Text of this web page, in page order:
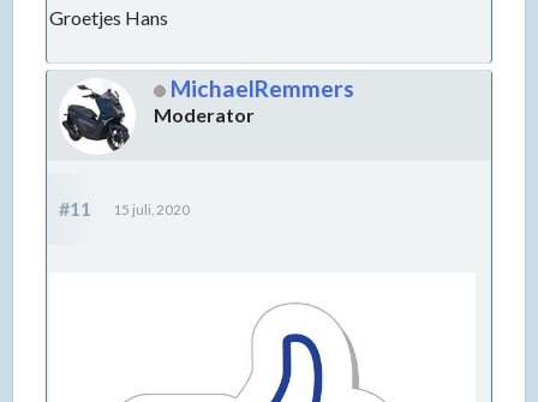
Groetjes Hans
MichaelRemmers
Moderator
#11 15 juli, 2020